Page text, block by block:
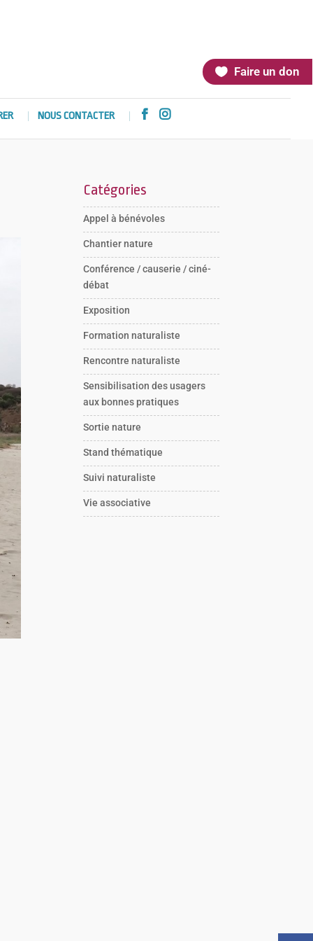
Faire un don
NOUS CONTACTER  
Catégories
Appel à bénévoles
Chantier nature
Conférence / causerie / ciné-
débat
Exposition
Formation naturaliste
Rencontre naturaliste
Sensibilisation des usagers
aux bonnes pratiques
Sortie nature
Stand thématique
Suivi naturaliste
Vie associative